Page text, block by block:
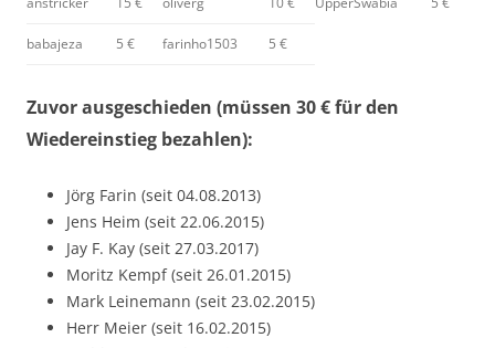
babajeza 5 € farinho1503 5 €
Zuvor ausgeschieden (müssen 30 € für den
Wiedereinstieg bezahlen):
Jörg Farin (seit 04.08.2013)
Jens Heim (seit 22.06.2015)
Jay F. Kay (seit 27.03.2017)
Moritz Kempf (seit 26.01.2015)
Mark Leinemann (seit 23.02.2015)
Herr Meier (seit 16.02.2015)